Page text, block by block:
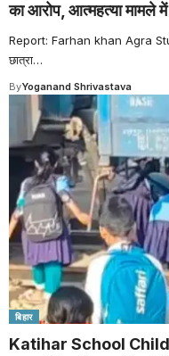
का आरोप, आत्महत्या मामले में
Report: Farhan khan Agra
छात्रा…
ByYoganand Shrivastava
बिहार
Katihar School